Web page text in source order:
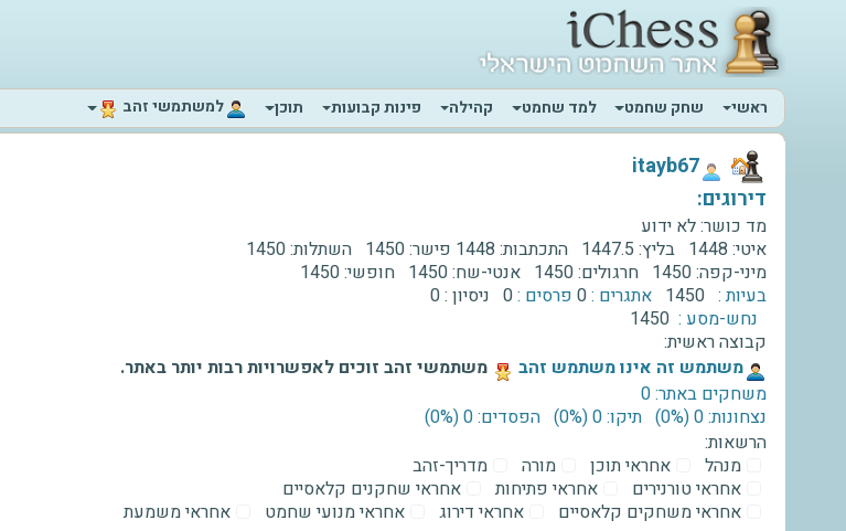
ראשי
שחק שחמט למד שחמט קהילה פינות קבועות תוכן ‫למשתמשי זהב‬
‫itayb67‬
דירוגים:
מד כושר:לא ידוע
איטי: 1448 בליץ: 1447.5 התכתבות: 1448 פישר:1450 השתלות:1450
מיני-קפה:1450 חרגולים:1450 אנטי-שח:1450 חופשי:1450
בעיות : 1450 אתגרים :0 פרסים :0 ניסיון :0
נחש-מסע : 1450
קבוצה ראשית:
‫משתמש זה אינו משתמש זהב‬
משתמשי זהב זוכים לאפשרויות רבות יותר באתר.
משחקים באתר: 0
נצחונות: 0 ‫(0%)‬
תיקו: 0 ‫(0%)‬
הפסדים: 0 ‫(0%)‬
הרשאות:
מנהל
אחראי תוכן מורה
מדריך-זהב
אחראי טורנירים
אחראי פתיחות
אחראי שחקנים קלאסיים
אחראי משחקים קלאסיים
אחראי דירוג אחראי מנועי שחמט אחראי משמעת